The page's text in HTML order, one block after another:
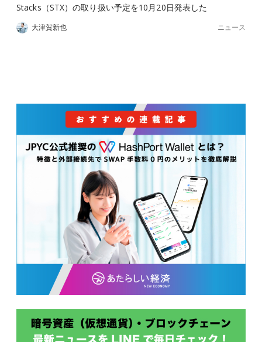
Stacks（STX）の取り扱い予定を10月20日発表した
大津賀新也 ニュース